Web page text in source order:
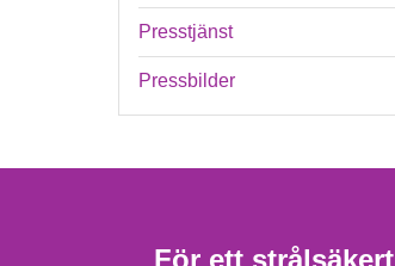
Presstjänst
Pressbilder
För ett strålsäkert